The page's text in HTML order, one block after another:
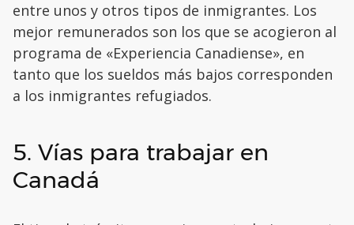
entre unos y otros tipos de inmigrantes. Los
mejor remunerados son los que se acogieron al
programa de «Experiencia Canadiense», en
tanto que los sueldos más bajos corresponden
a los inmigrantes refugiados.
5. Vías para trabajar en
Canadá